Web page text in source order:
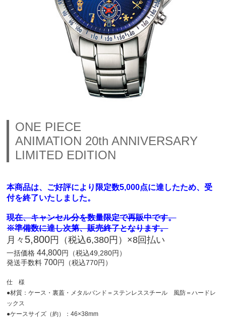
ONE PIECE
ANIMATION 20th ANNIVERSARY
LIMITED EDITION
本商品は、ご好評により限定数5,000点に達したため、受
付を終了いたしました。
現在、キャンセル分を数量限定で再販中です。
※準備数に達し次第、販売終了となります。
月々 5,800円（税込6,380円）×8回払い
一括価格44,800円（税込49,280円）
発送手数料700円（税込770円）
仕 様
●材質：ケース・裏蓋・メタルバンド＝ステンレススチール 風防＝ハードレ
ックス
●ケースサイズ（約）：46×38mm